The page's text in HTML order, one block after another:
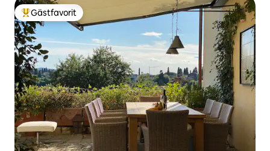
Populär gästfavorit
Gästfavorit